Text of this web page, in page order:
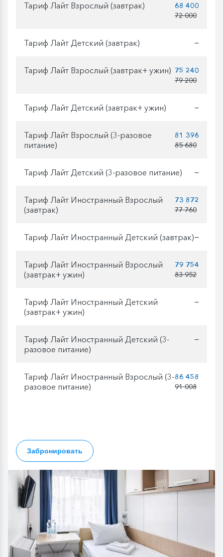
Тариф Лайт Взрослый (завтрак)
68 400
72 000
Тариф Лайт Детский (завтрак) —
Тариф Лайт Взрослый (завтрак+ ужин) 75 240
79 200
Тариф Лайт Детский (завтрак+ ужин) —
Тариф Лайт Взрослый (3-разовое
питание)
81 396
85 680
Тариф Лайт Детский (3-разовое питание) —
Тариф Лайт Иностранный Взрослый
(завтрак)
73 872
77 760
Тариф Лайт Иностранный Детский (завтрак)—
Тариф Лайт Иностранный Взрослый
(завтрак+ ужин)
79 754
83 952
Тариф Лайт Иностранный Детский
(завтрак+ ужин)
—
Тариф Лайт Иностранный Детский (3-
разовое питание)
—
Тариф Лайт Иностранный Взрослый (3-
разовое питание)
86 458
91 008
Забронировать